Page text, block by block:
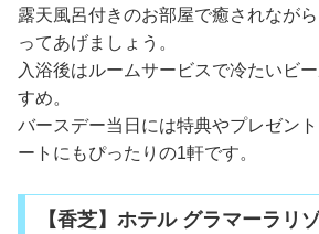
露天風呂付きのお部屋で癒されなが
ってあげましょう。
入浴後はルームサービスで冷たいビ
すめ。
バースデー当日には特典やプレゼン
ートにもぴったりの1軒です。
【香芝】ホテル グラマーラリ